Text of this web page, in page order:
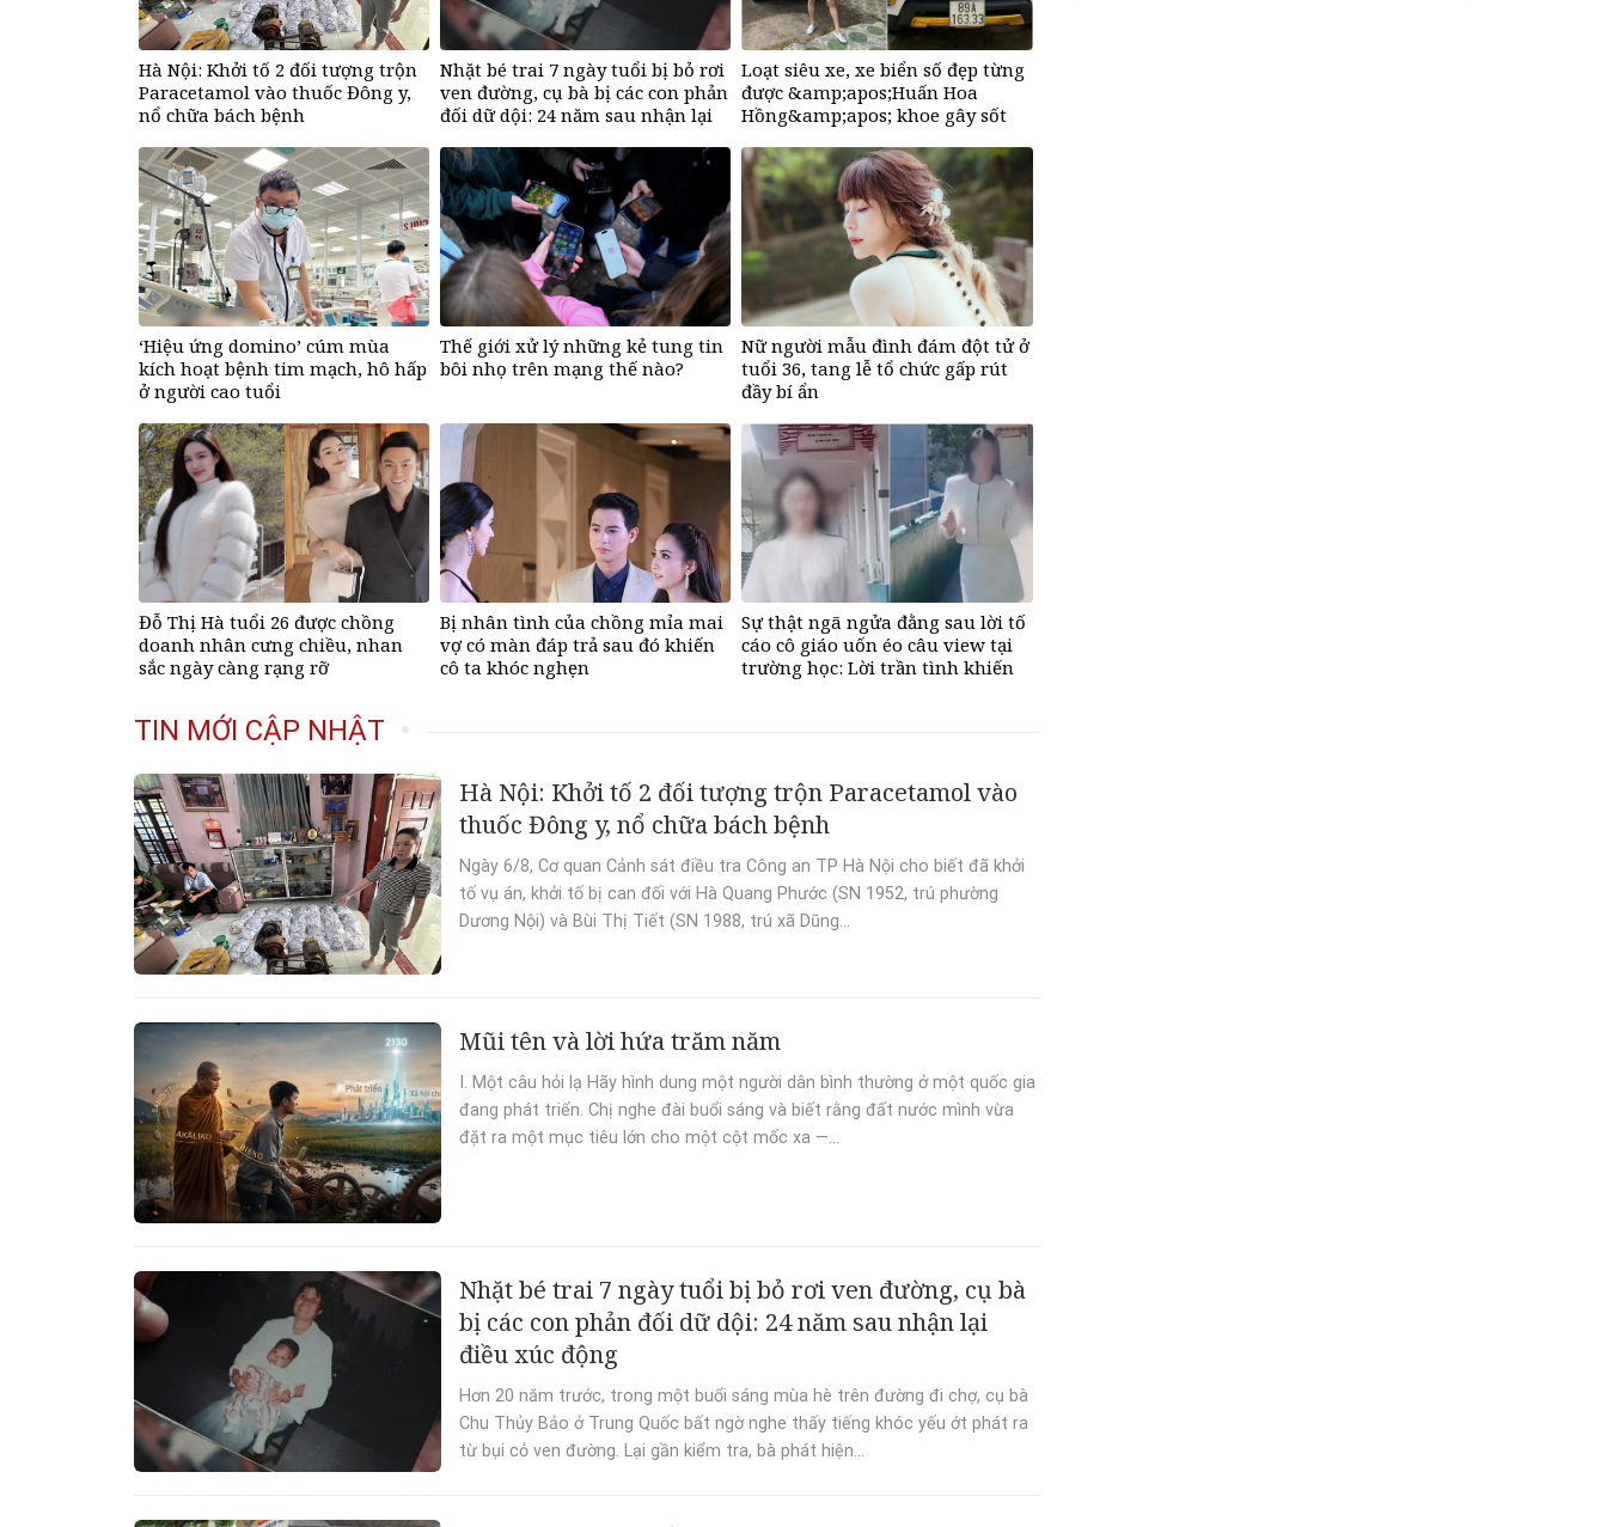
Hà Nội: Khởi tố 2 đối tượng trộn
Paracetamol vào thuốc Đông y,
nổ chữa bách bệnh
Nhặt bé trai 7 ngày tuổi bị bỏ rơi
ven đường, cụ bà bị các con phản
đối dữ dội: 24 năm sau nhận lại
Loạt siêu xe, xe biển số đẹp từng
được &amp;apos;Huấn Hoa
Hồng&amp;apos; khoe gây sốt
‘Hiệu ứng domino’ cúm mùa
kích hoạt bệnh tim mạch, hô hấp
ở người cao tuổi
Thế giới xử lý những kẻ tung tin
bôi nhọ trên mạng thế nào?
Nữ người mẫu đình đám đột tử ở
tuổi 36, tang lễ tổ chức gấp rút
đầy bí ẩn
Đỗ Thị Hà tuổi 26 được chồng
doanh nhân cưng chiều, nhan
sắc ngày càng rạng rỡ
Bị nhân tình của chồng mỉa mai
vợ có màn đáp trả sau đó khiến
cô ta khóc nghẹn
Sự thật ngã ngửa đằng sau lời tố
cáo cô giáo uốn éo câu view tại
trường học: Lời trần tình khiến
TIN MỚI CẬP NHẬT
Hà Nội: Khởi tố 2 đối tượng trộn Paracetamol vào
thuốc Đông y, nổ chữa bách bệnh
Ngày 6/8, Cơ quan Cảnh sát điều tra Công an TP Hà Nội cho biết đã khởi
tố vụ án, khởi tố bị can đối với Hà Quang Phước (SN 1952, trú phường
Dương Nội) và Bùi Thị Tiết (SN 1988, trú xã Dũng...
Mũi tên và lời hứa trăm năm
I. Một câu hỏi lạ Hãy hình dung một người dân bình thường ở một quốc gia
đang phát triển. Chị nghe đài buổi sáng và biết rằng đất nước mình vừa
đặt ra một mục tiêu lớn cho một cột mốc xa —...
Nhặt bé trai 7 ngày tuổi bị bỏ rơi ven đường, cụ bà
bị các con phản đối dữ dội: 24 năm sau nhận lại
điều xúc động
Hơn 20 năm trước, trong một buổi sáng mùa hè trên đường đi chợ, cụ bà
Chu Thủy Bảo ở Trung Quốc bất ngờ nghe thấy tiếng khóc yếu ớt phát ra
từ bụi cỏ ven đường. Lại gần kiểm tra, bà phát hiện...